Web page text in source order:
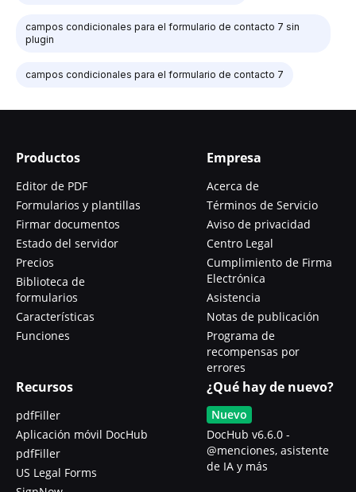
campos condicionales para el formulario de contacto 7 sin
plugin
campos condicionales para el formulario de contacto 7
Productos
Editor de PDF
Formularios y plantillas
Firmar documentos
Estado del servidor
Precios
Biblioteca de
formularios
Características
Funciones
Empresa
Acerca de
Términos de Servicio
Aviso de privacidad
Centro Legal
Cumplimiento de Firma
Electrónica
Asistencia
Notas de publicación
Programa de
recompensas por
errores
Recursos
pdfFiller
Aplicación móvil DocHub
pdfFiller
US Legal Forms
¿Qué hay de nuevo?
Nuevo
DocHub v6.6.0 -
@menciones, asistente
de IA y más